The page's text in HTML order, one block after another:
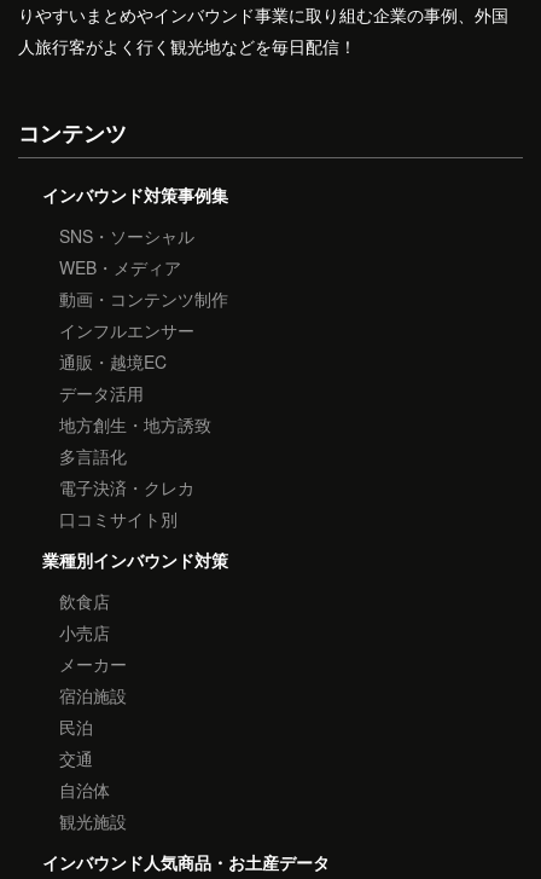
りやすいまとめやインバウンド事業に取り組む企業の事例、外国
人旅行客がよく行く観光地などを毎日配信！
コンテンツ
インバウンド対策事例集
SNS・ソーシャル
WEB・メディア
動画・コンテンツ制作
インフルエンサー
通販・越境EC
データ活用
地方創生・地方誘致
多言語化
電子決済・クレカ
口コミサイト別
業種別インバウンド対策
飲食店
小売店
メーカー
宿泊施設
民泊
交通
自治体
観光施設
インバウンド人気商品・お土産データ